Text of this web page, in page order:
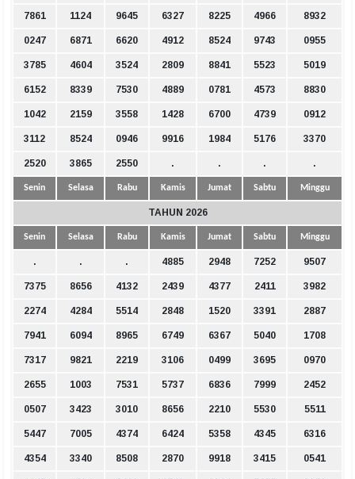
7861 1124 9645 6327 8225 4966 8932
0247 6871 6620 4912 8524 9743 0955
3785 4604 3524 2809 8841 5523 5019
6152 8339 7530 4889 0781 4573 8830
1042 2159 3558 1428 6700 4739 0912
3112 8524 0946 9916 1984 5176 3370
2520 3865 2550 . . . .
Senin Selasa Rabu Kamis Jumat Sabtu Minggu
TAHUN 2026
Senin Selasa Rabu Kamis Jumat Sabtu Minggu
. . . 4885 2948 7252 9507
7375 8656 4132 2439 4377 2411 3982
2274 4284 5514 2848 1520 3391 2887
7941 6094 8965 6749 6367 5040 1708
7317 9821 2219 3106 0499 3695 0970
2655 1003 7531 5737 6836 7999 2452
0507 3423 3010 8656 2210 5530 5511
5447 7005 4374 6424 5358 4345 6316
4354 3340 8508 2870 9918 3415 0541